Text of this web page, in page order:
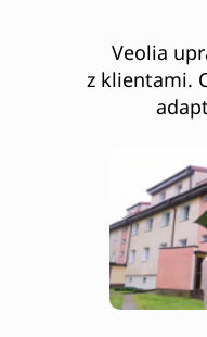
Veolia
z klientami.